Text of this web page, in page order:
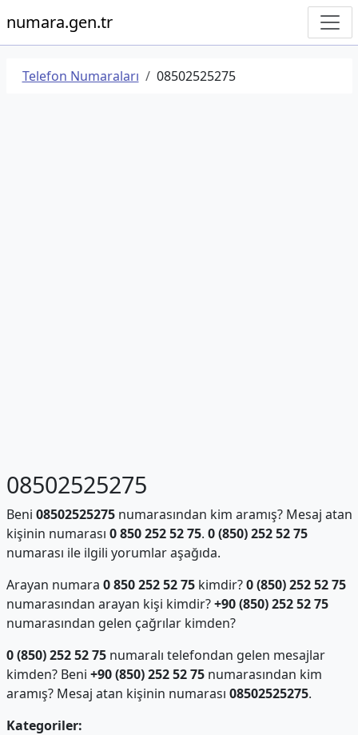
numara.gen.tr
Telefon Numaraları 08502525275
08502525275
Beni 08502525275numarasından kim aramış? Mesaj atan
kişinin numarası 0 850 252 52 75. 0 (850) 252 52 75
numarası ile ilgili yorumlar aşağıda.
Arayan numara 0 850 252 52 75kimdir?0 (850) 252 52 75
numarasından arayan kişi kimdir?+90 (850) 252 52 75
numarasından gelen çağrılar kimden?
0 (850) 252 52 75numaralı telefondan gelen mesajlar
kimden? Beni +90 (850) 252 52 75numarasından kim
aramış? Mesaj atan kişinin numarası 08502525275.
Kategoriler: